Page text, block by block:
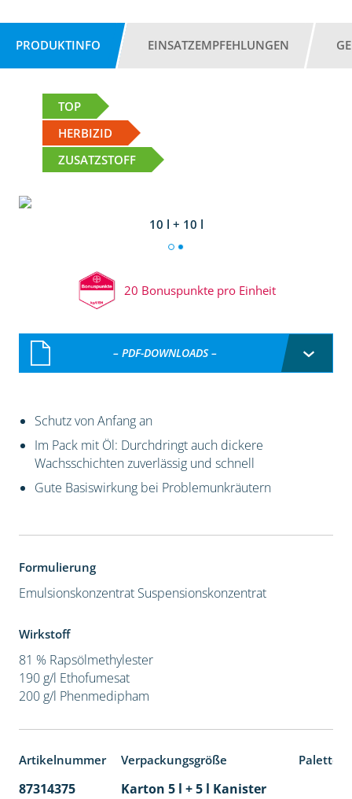
PRODUKTINFO EINSATZEMPFEHLUNGEN
TOP
HERBIZID
ZUSATZSTOFF
10 l + 10 l
20 Bonuspunkte pro Einheit
– PDF-DOWNLOADS –
Schutz von Anfang an
Im Pack mit Öl: Durchdringt auch dickere
Wachsschichten zuverlässig und schnell
Gute Basiswirkung bei Problemunkräutern
Formulierung
Emulsionskonzentrat Suspensionskonzentrat
Wirkstoff
81 % Rapsölmethylester
190 g/l Ethofumesat
200 g/l Phenmedipham
Artikelnummer Verpackungsgröße
87314375 Karton 5 l + 5 l Kanister